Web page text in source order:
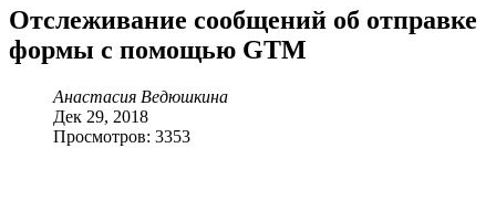
Отслеживание сообщений об отправке
формы с помощью GTM
Анастасия Ведюшкина
Дек 29, 2018
Просмотров: 3353